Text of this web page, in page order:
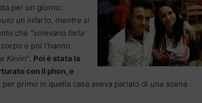
per un giorno:
un infarto, mentre si
che “volevano farla
e poi l’hanno
Kevin“. Poi è stata la
con il phon, e
primo in quella casa aveva parlato di una scena